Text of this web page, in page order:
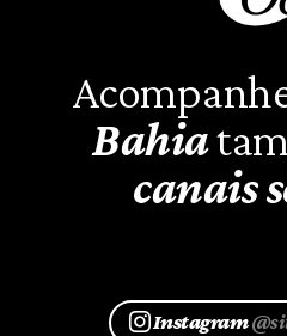
Bahia
canais
Instagram